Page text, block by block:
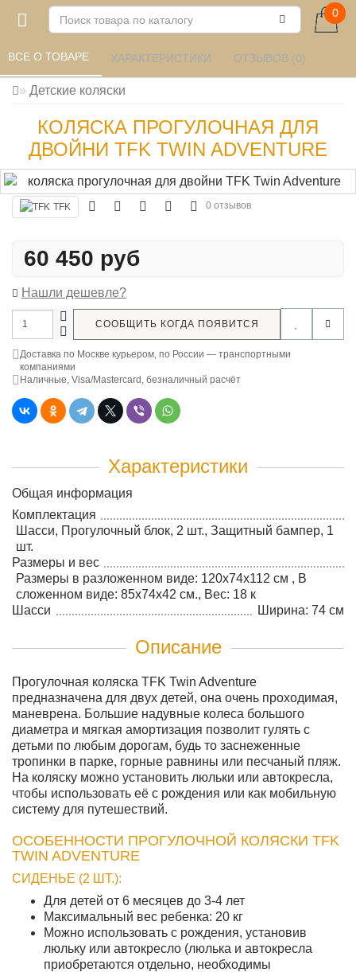
0
Детские коляски
КОЛЯСКА ПРОГУЛОЧНАЯ ДЛЯ
ДВОЙНИ TFK TWIN ADVENTURE
ВСЕ О ТОВАРЕ ХАРАКТЕРИСТИКИ ОТЗЫВОВ (0)
TFK 0 отзывов
60 450 руб
Нашли дешевле?
СООБЩИТЬ КОГДА ПОЯВИТСЯ
Доставка по Москве курьером, по России — транспортными
компаниями
Наличные, Visa/Mastercard, безналичный расчёт
Характеристики
Общая информация
Комплектация
Шасси, Прогулочный блок, 2 шт., Защитный бампер, 1
шт.
Размеры и вес
Размеры в разложенном виде: 120x74x112 см , В
сложенном виде: 85x74x42 см., Вес: 18 к
Шасси
Ширина: 74 см
Описание
Прогулочная коляска TFK Twin Adventure
предназначена для двух детей, она очень проходимая,
маневрена. Большие надувные колеса большого
диаметра и мягкая амортизация позволит гулять с
детьми по любым дорогам, будь то заснеженные
тропинки в парке, горные равнины или песчаный пляж.
На коляску можно установить люльки или автокресла,
чтобы использовать её с рождения или как мобильную
систему для путешествий.
ОСОБЕННОСТИ ПРОГУЛОЧНОЙ КОЛЯСКИ TFK
TWIN ADVENTURE
СИДЕНЬЕ (2 ШТ.):
Для детей от 6 месяцев до 3-4 лет
Максимальный вес ребенка: 20 кг
Можно использовать с рождения, установив
люльку или автокресло (люлька и автокресла
приобретаются отдельно, необходимы